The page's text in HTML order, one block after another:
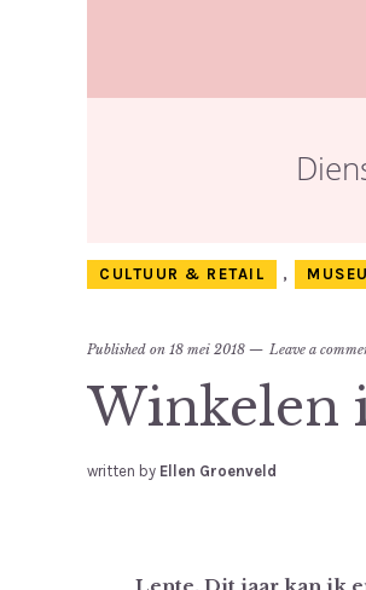
CULTUUR & RETAIL ,
Published on 18 mei 2018 Leave a
Winkelen
written by Ellen Groenveld